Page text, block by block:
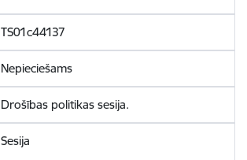
TS01c44137
Nepieciešams
Drošības politikas sesija.
Sesija